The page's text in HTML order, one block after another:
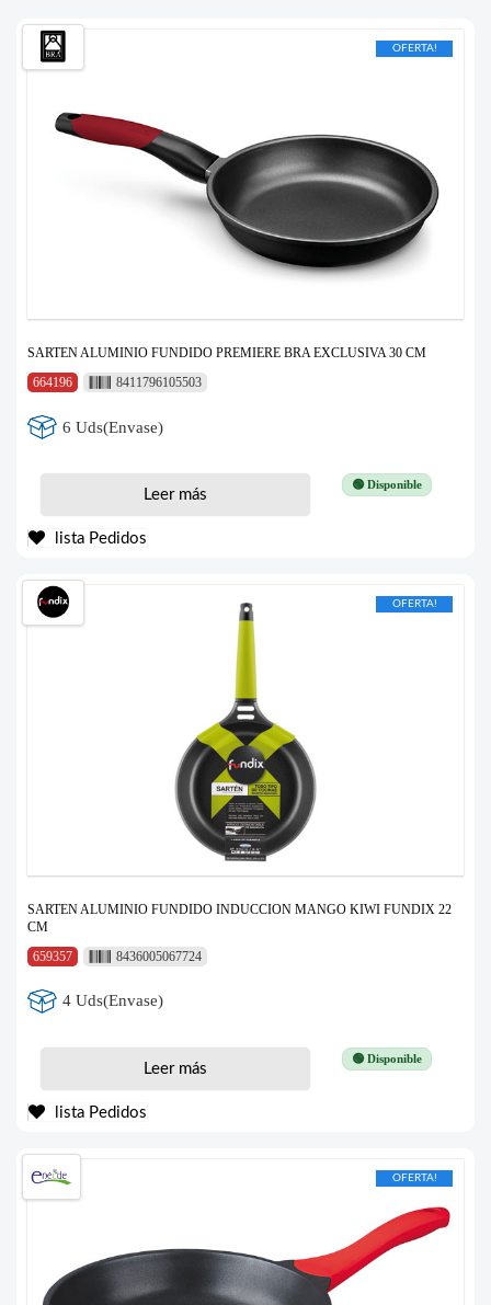
OFERTA!
SARTEN ALUMINIO FUNDIDO PREMIERE BRA EXCLUSIVA 30 CM
664196
8411796105503
6 Uds(Envase)
🟢 Disponible
Leer más
lista Pedidos
OFERTA!
SARTEN ALUMINIO FUNDIDO INDUCCION MANGO KIWI FUNDIX 22
CM
659357
8436005067724
4 Uds(Envase)
🟢 Disponible
Leer más
lista Pedidos
OFERTA!